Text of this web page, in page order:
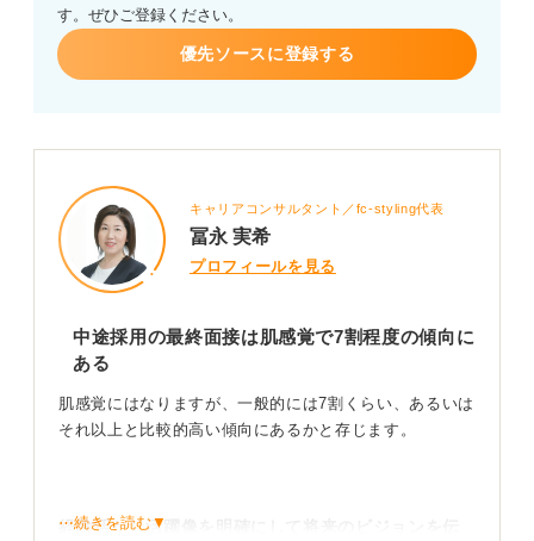
す。ぜひご登録ください。
優先ソースに登録する
キャリアコンサルタント／fc-styling代表
冨永 実希
プロフィールを見る
中途採用の最終面接は肌感覚で7割程度の傾向に
ある
肌感覚にはなりますが、一般的には7割くらい、あるいは
それ以上と比較的高い傾向にあるかと存じます。
経験活かし活躍像を明確にして将来のビジョンを伝
⋯続きを読む▼